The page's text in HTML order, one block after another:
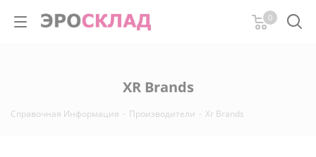
0
XR Brands
Справочная Информация - Производители - Xr Brands